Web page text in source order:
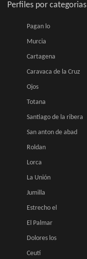
Perfiles por categorias
Pagan lo
Murcia
Cartagena
Caravaca de la Cruz
Ojos
Totana
Santiago de la ribera
San anton de abad
Roldan
Lorca
La Unión
Jumilla
Estrecho el
El Palmar
Dolores los
Ceutí